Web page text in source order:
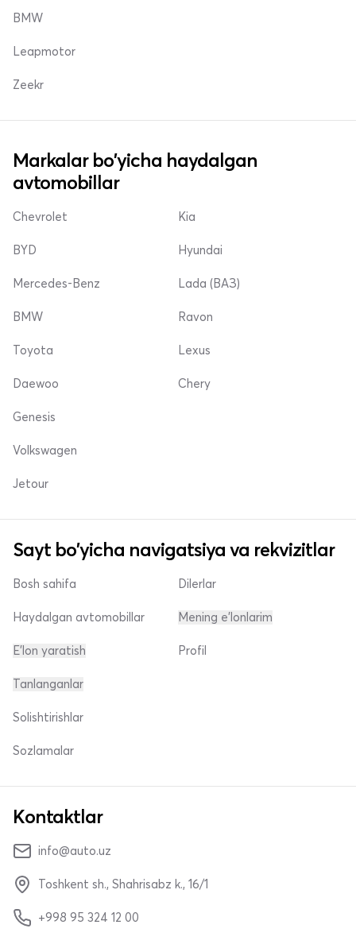
BMW
Leapmotor
Zeekr
Markalar bo'yicha haydalgan
avtomobillar
Chevrolet
BYD
Mercedes-Benz
Kia
Hyundai
Lada (ВАЗ)
BMW
Toyota
Daewoo
Ravon
Lexus
Chery
Genesis
Volkswagen
Jetour
Sayt bo'yicha navigatsiya va rekvizitlar
Bosh sahifa
Haydalgan avtomobillar
E'lon yaratish
Dilerlar
Mening e'lonlarim
Profil
Tanlanganlar
Solishtirishlar
Sozlamalar
Kontaktlar
info@auto.uz
Toshkent sh., Shahrisabz k., 16/1
+998 95 324 12 00